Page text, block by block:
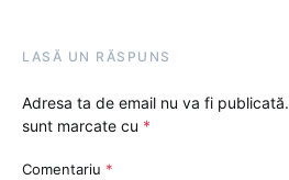
LASĂ UN RĂSPUNS
Adresa ta de email nu va fi publicată.
sunt marcate cu *
Comentariu *